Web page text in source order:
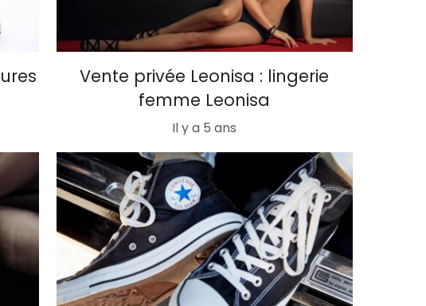
Vente privée Leonisa : lingerie
femme Leonisa
Il y a 5 ans